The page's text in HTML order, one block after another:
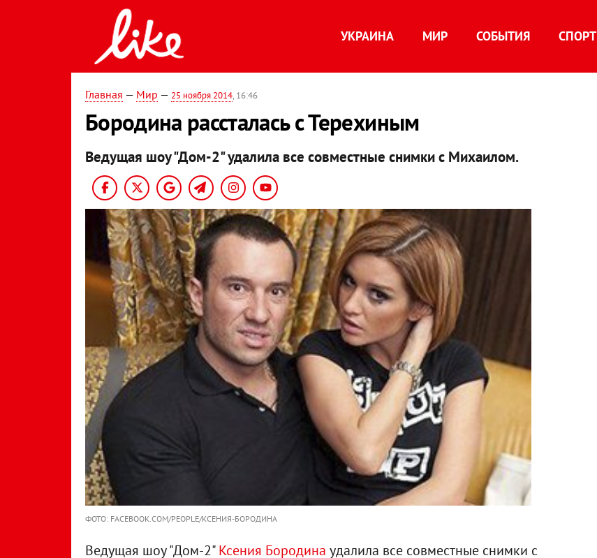
УКРАИНА МИР СОБЫТИЯ СПОРТ
Главная — Мир — 25 ноября 2014, 16:46
Бородина рассталась с Терехиным
Ведущая шоу "Дом-2" удалила все совместные снимки с Михаилом.
ФОТО: FACEBOOK.COM/PEOPLE/КСЕНИЯ-БОРОДИНА
Ведущая шоу "Дом-2"Ксения Бородина удалила все совместные снимки с